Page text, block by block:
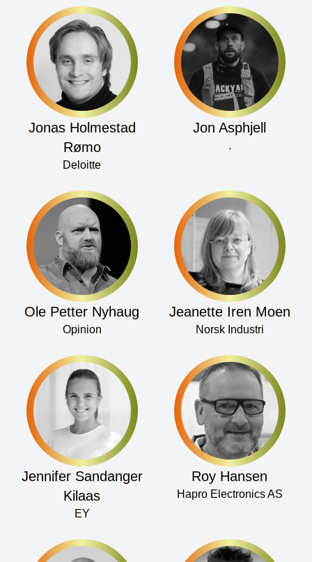
Jonas Holmestad
Rømo
Deloitte
Jon Asphjell
.
Ole Petter Nyhaug
Opinion
Jeanette Iren Moen
Norsk Industri
Jennifer Sandanger
Kilaas
EY
Roy Hansen
Hapro Electronics AS